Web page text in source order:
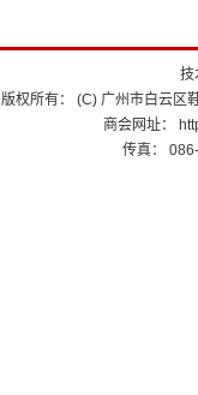
技
版权所有： (C) 广州市白云区
商会网址：
传真：